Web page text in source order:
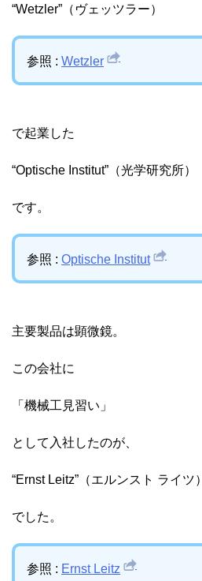
“Wetzler”（ヴェッツラー）
参照 : Wetzler
で起業した
“Optische Institut”（光学研究所）
です。
参照 : Optische Institut
主要製品は顕微鏡。
この会社に
「機械工見習い」
として入社したのが、
“Ernst Leitz”（エルンスト ライツ）
でした。
参照 : Ernst Leitz